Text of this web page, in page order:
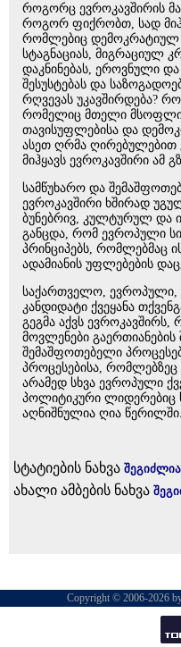
როგორც ევროკავშირის
როგორ ფიქრობთ, სად
რომლებიც დემოკრატიულ
სტაგნაციას, მიგრაციულ
დაკნინებას, ეროვნული
შესუსტებას და
რღვევას უკავშირდება?
რომელიც მთელი
თავისუფლებისა და
ასეთ ღრმა ღირებულებით
მიჰყავს ევროკავშირი ამ
სამწუხარო და
ევროკავშირი ხშირად
ბუნებრივ, კულტურულ და
განცდა, რომ ევროპული
პრინციპებს, რომლებმაც
ადამიანის უფლებების
საქართველო, ევროპული,
კანდიდატი ქვეყანა
გეგმა აქვს
მოვლენები გაერთიანების
შემაშფოთებელი
პროცესებისა,
არამედ სხვა ევროპული
პოლიტიკური ლიდერებიც
აღნიშნულია ღია წერილში.
სტატიების ნახვა
ახალი ამბების ნახვა
Copyright © 2006-2026